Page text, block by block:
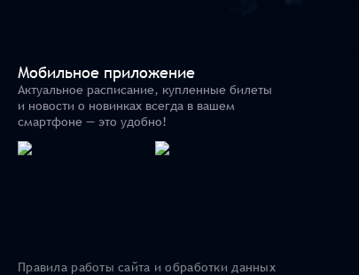
Мобильное приложение
Актуальное расписание, купленные билеты
и новости о новинках всегда в вашем
смартфоне — это удобно!
Правила работы сайта и обработки данных